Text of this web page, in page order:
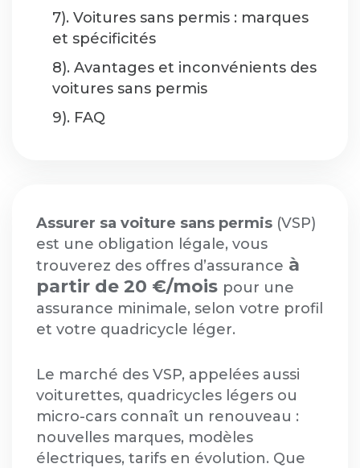
7). Voitures sans permis : marques
et spécificités
8). Avantages et inconvénients des
voitures sans permis
9). FAQ
Assurer sa voiture sans permis (VSP)
est une obligation légale, vous
trouverez des offres d’assurance à
partir de 20 €/mois pour une
assurance minimale, selon votre profil
et votre quadricycle léger.
Le marché des VSP, appelées aussi
voiturettes, quadricycles légers ou
micro-cars connaît un renouveau :
nouvelles marques, modèles
électriques, tarifs en évolution. Que